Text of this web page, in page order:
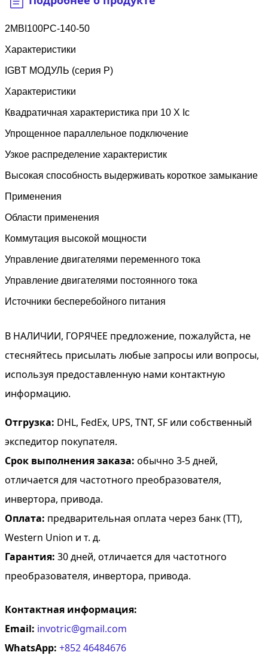
2MBI100PC-140-50
Характеристики
IGBT МОДУЛЬ (серия P)
Характеристики
Квадратичная характеристика при 10 X Ic
Упрощенное параллельное подключение
Узкое распределение характеристик
Высокая способность выдерживать короткое замыкание
Применения
Области применения
Коммутация высокой мощности
Управление двигателями переменного тока
Управление двигателями постоянного тока
Источники бесперебойного питания
В НАЛИЧИИ, ГОРЯЧЕЕ предложение, пожалуйста, не
стесняйтесь присылать любые запросы или вопросы,
используя предоставленную нами контактную
информацию.
Отгрузка: DHL, FedEx, UPS, TNT, SF или собственный
экспедитор покупателя.
Срок выполнения заказа: обычно 3-5 дней,
отличается для частотного преобразователя,
инвертора, привода.
Оплата: предварительная оплата через банк (TT),
Western Union и т. д.
Гарантия: 30 дней, отличается для частотного
преобразователя, инвертора, привода.
Контактная информация:
Email: invotric@gmail.com
WhatsApp: +852 46484676